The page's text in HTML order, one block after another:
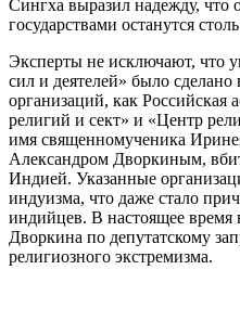
Сингха выразил надежду, что
государствами останутся
Эксперты не исключают, что
сил и деятелей» было
организаций, как Российская
религий и сект» и «Центр
имя священномученика
Александром Дворкиным,
Индией. Указанные
индуизма, что даже стало
индийцев. В настоящее время
Дворкина по депутатскому
религиозного экстремизма.